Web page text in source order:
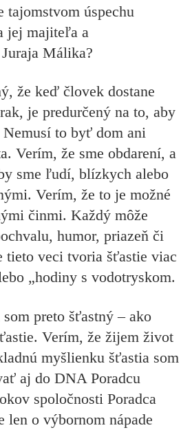
tajomstvom úspechu
jej majiteľa a
Málika?
že keď človek dostane
je predurčený na to, aby
to byť dom ani
Verím, že sme obdarení, a
sme ľudí, blízkych alebo
Verím, že to je možné
činmi. Každý môže
humor, priazeň či
tieto veci tvoria šťastie viac
„hodiny s vodotryskom.
preto šťastný – ako
Verím, že žijem život
myšlienku šťastia som
aj do DNA Poradcu
spoločnosti Poradca
len o výbornom nápade